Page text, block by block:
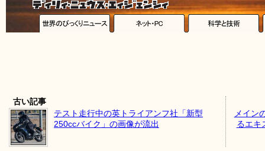
古い記事
テスト走行中の英トライアンフ社「新型
250ccバイク」の画像が流出
メイン
るエキ